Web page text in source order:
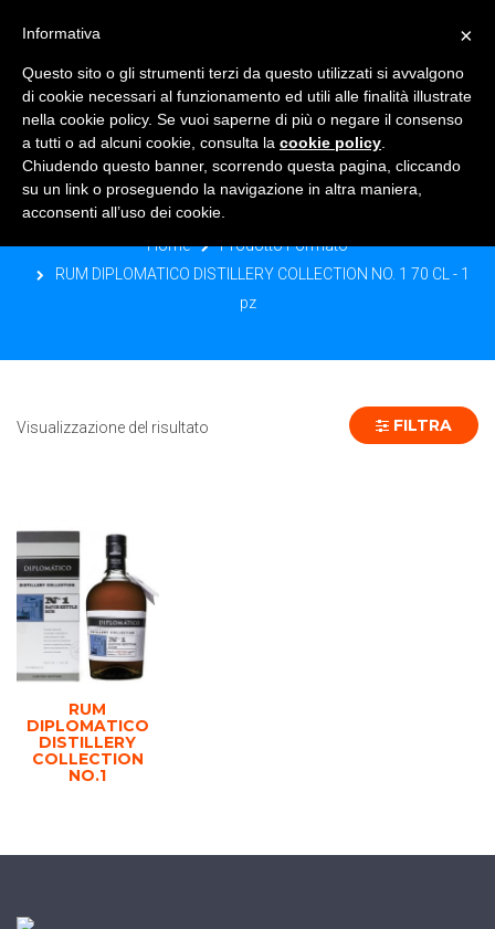
RUM DIPLOMATICO DISTILLERY
COLLECTION NO. 1 70 CL - 1 PZ
Home
Prodotto Formato
RUM DIPLOMATICO DISTILLERY COLLECTION NO. 1 70 CL - 1
pz
Visualizzazione del risultato FILTRA
RUM
DIPLOMATICO
DISTILLERY
COLLECTION
NO.1
×
Informativa
Questo sito o gli strumenti terzi da questo utilizzati si avvalgono
di cookie necessari al funzionamento ed utili alle finalità illustrate
nella cookie policy. Se vuoi saperne di più o negare il consenso
a tutti o ad alcuni cookie, consulta la cookie policy
Chiudendo questo banner, scorrendo questa pagina, cliccando
su un link o proseguendo la navigazione in altra maniera,
acconsenti all’uso dei cookie.